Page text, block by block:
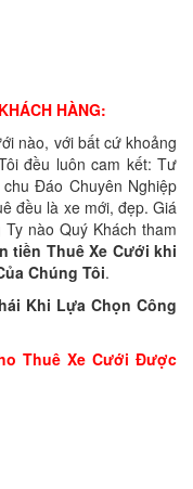
HÀNG:
nào, với bất cứ khoảng
đều luôn cam kết: Tư
Đáo Chuyên Nghiệp
đều là xe mới, đẹp. Giá
nào Quý Khách tham
tiền Thuê Xe Cưới khi
Chúng Tôi.
Khi Lựa Chọn Công
Thuê Xe Cưới Được